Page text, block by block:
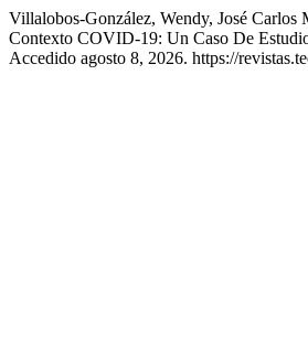
Villalobos-González, Wendy, José
Contexto COVID-19: Un Caso De
Accedido agosto 8, 2026. https://